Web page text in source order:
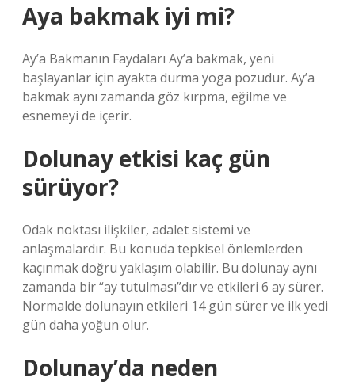
Aya bakmak iyi mi?
Ay’a Bakmanın Faydaları Ay’a bakmak, yeni
başlayanlar için ayakta durma yoga pozudur. Ay’a
bakmak aynı zamanda göz kırpma, eğilme ve
esnemeyi de içerir.
Dolunay etkisi kaç gün
sürüyor?
Odak noktası ilişkiler, adalet sistemi ve
anlaşmalardır. Bu konuda tepkisel önlemlerden
kaçınmak doğru yaklaşım olabilir. Bu dolunay aynı
zamanda bir “ay tutulması”dır ve etkileri 6 ay sürer.
Normalde dolunayın etkileri 14 gün sürer ve ilk yedi
gün daha yoğun olur.
Dolunay’da neden